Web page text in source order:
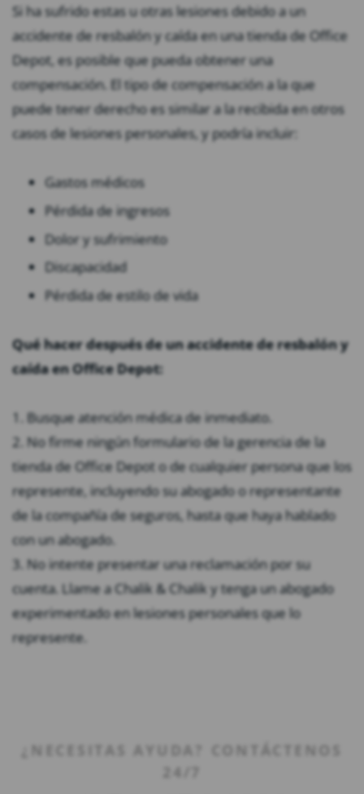
Si ha sufrido estas u otras lesiones debido a un
accidente de resbalón y caída en una tienda de Office
Depot, es posible que pueda obtener una
compensación. El tipo de compensación a la que
puede tener derecho es similar a la recibida en otros
casos de lesiones personales, y podría incluir:
Gastos médicos
Pérdida de ingresos
Dolor y sufrimiento
Discapacidad
Pérdida de estilo de vida
Qué hacer después de un accidente de resbalón y
caída en Office Depot:
1. Busque atención médica de inmediato.
2. No firme ningún formulario de la gerencia de la
tienda de Office Depot o de cualquier persona que los
represente, incluyendo su abogado o representante
de la compañía de seguros, hasta que haya hablado
con un abogado.
3. No intente presentar una reclamación por su
cuenta. Llame a Chalik & Chalik y tenga un abogado
experimentado en lesiones personales que lo
represente.
¿NECESITAS AYUDA? CONTÁCTENOS
24/7